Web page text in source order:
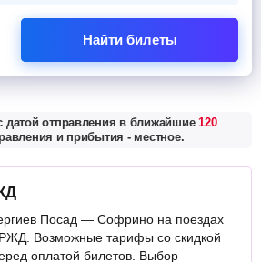
Найти билеты
датой отправления в ближайшие120
и прибытия - местное.
Посад — Софрино на поездах
Возможные тарифы со скидкой
оплатой билетов. Выбор